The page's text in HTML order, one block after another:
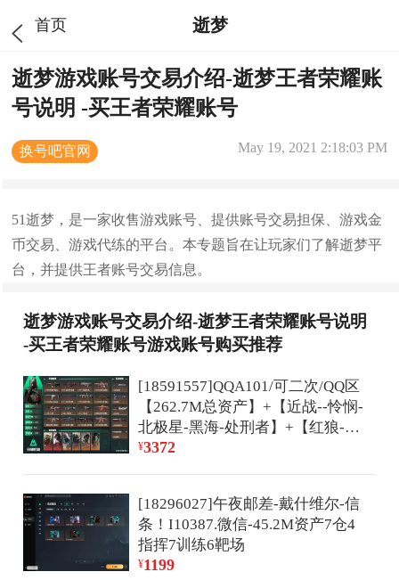
首页 逝梦
逝梦游戏账号交易介绍-逝梦王者荣耀账
号说明 -买王者荣耀账号
换号吧官网 May 19, 2021 2:18:03 PM
51逝梦，是一家收售游戏账号、提供账号交易担保、游戏金
币交易、游戏代练的平台。本专题旨在让玩家们了解逝梦平
台，并提供王者账号交易信息。
逝梦游戏账号交易介绍-逝梦王者荣耀账号说明
-买王者荣耀账号游戏账号购买推荐
[18591557]QQA101/可二次/QQ区
【262.7M总资产】+【近战--怜悯-
北极星-黑海-处刑者】+【红狼-蚀
金玫瑰】【露娜-黑天际线】+5发
币:53536K/三角券加币：281（14
三角币+267三角券）【近战】
【红皮】【红狼-电锯惊魂】【无
名-夜鹰】【峰医-送葬人】【深蓝-
¥3372
[18296027]午夜邮差-戴什维尔-信
条！I10387.微信-45.2M资产7仓4
指挥7训练6靶场
¥1199